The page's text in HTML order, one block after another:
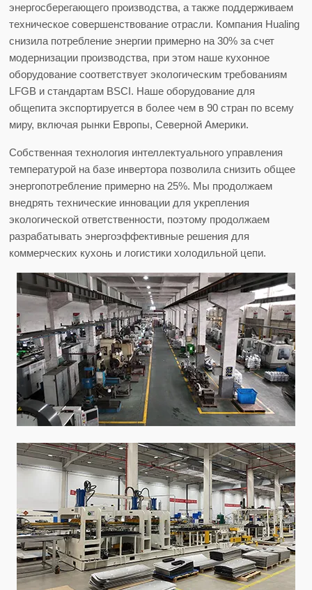
энергосберегающего производства, а также поддерживаем
техническое совершенствование отрасли. Компания Hualing
снизила потребление энергии примерно на 30% за счет
модернизации производства, при этом наше кухонное
оборудование соответствует экологическим требованиям
LFGB и стандартам BSCI. Наше оборудование для
общепита экспортируется в более чем в 90 стран по всему
миру, включая рынки Европы, Северной Америки.
Собственная технология интеллектуального управления
температурой на базе инвертора позволила снизить общее
энергопотребление примерно на 25%. Мы продолжаем
внедрять технические инновации для укрепления
экологической ответственности, поэтому продолжаем
разрабатывать энергоэффективные решения для
коммерческих кухонь и логистики холодильной цепи.